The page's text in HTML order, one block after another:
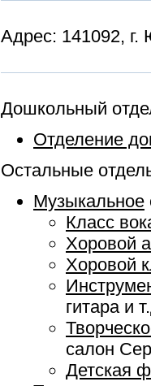
Адрес: 141092,
Дошкольный
Отделение
Остальные
Музыкальное
Класс
Хоровой
Хоровой
гитара и
салон
Детская